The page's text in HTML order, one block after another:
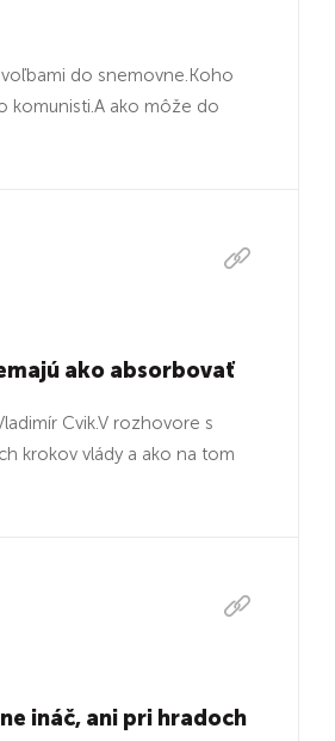
do snemovne.Koho
komunisti.A ako môže do
ako absorbovať
Cvik.V rozhovore s
krokov vlády a ako na tom
ináč, ani pri hradoch